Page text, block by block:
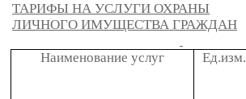
ТАРИФЫ НА УСЛУГИ ОХРАНЫ
ЛИЧНОГО ИМУЩЕСТВА ГРАЖДАН
Наименование услуг
Ед.изм.